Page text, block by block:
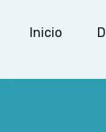
Inicio